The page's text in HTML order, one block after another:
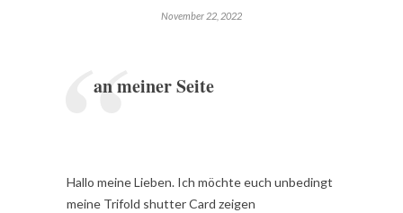
November 22, 2022
an meiner Seite
Hallo meine Lieben. Ich möchte euch unbedingt
meine Trifold shutter Card zeigen